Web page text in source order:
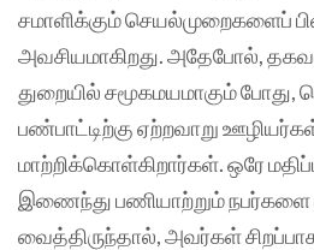
சமாளிக்கும் செயல்முறைகளைப்
அவசியமாகிறது. அதேபோல்,
துறையில் சமூகமயமாகும் போது,
பண்பாட்டிற்கு ஏற்றவாறு
மாற்றிக்கொள்கிறார்கள். ஒரே
இணைந்து பணியாற்றும் நபர்களை
வைத்திருந்தால், அவர்கள்